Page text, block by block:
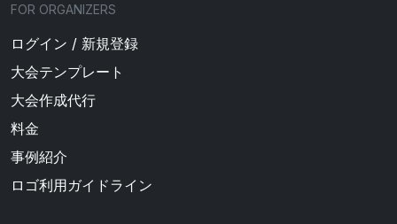
FOR ORGANIZERS
ログイン / 新規登録
大会テンプレート
大会作成代行
料金
事例紹介
ロゴ利用ガイドライン